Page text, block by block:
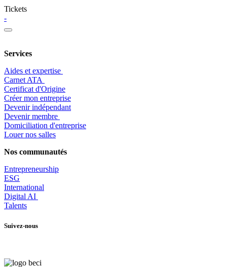
Tickets
-
Services
Aides et expertise
​Carnet ATA
Certificat d'Origine
Créer mon entreprise
Devenir indépendant
Devenir membre
​Domiciliation d'entreprise
Louer nos salles
Nos communautés
Entrepreneurship
ESG
International
Digital AI
Talents
Suivez-nous